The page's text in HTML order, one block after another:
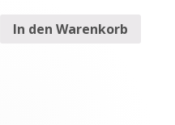
In den Warenkorb